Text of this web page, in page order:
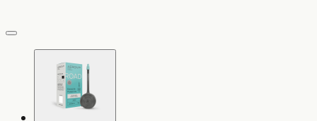
vergrößern